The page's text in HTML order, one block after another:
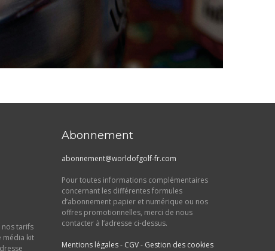
tarifs
média kit
Abonnement
abonnement@worldofgolf-fr.com
Pour toutes informations complémentaires
concernant les différentes formules
d’abonnement papier et numérique ou nos
offres promotionnelles, merci de nous
contacter à l’adresse ci-dessus.
Mentions légales- CGV- Gestion des cookies